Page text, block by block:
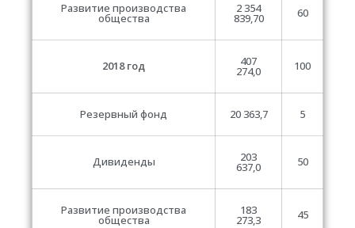
Развитие производства
общества
2 354
839,70 60
2018 год 407
274,0 100
Резервный фонд 20 363,7 5
Дивиденды 203
637,0 50
Развитие производства
общества
183
273,3 45